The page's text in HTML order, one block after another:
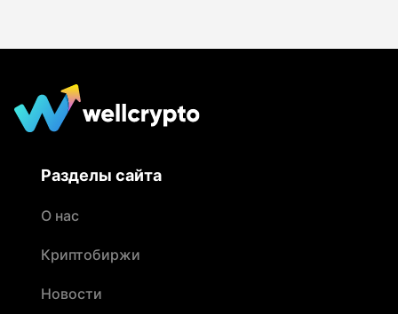
Разделы сайта
О нас
Криптобиржи
Новости